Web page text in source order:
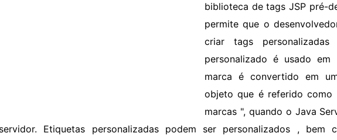
biblioteca de tags JSP pré-
permite que o
criar tags
personalizado é usado
marca é convertido em
objeto que é referido como
marcas ", quando o Java
servidor. Etiquetas personalizadas podem ser personalizados , bem